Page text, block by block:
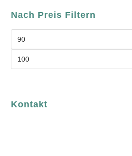
Nach Preis Filtern
Kontakt